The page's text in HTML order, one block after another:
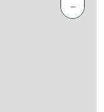
−